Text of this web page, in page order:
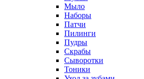
Мыло
Наборы
Патчи
Пилинги
Пудры
Скрабы
Сыворотки
Тоники